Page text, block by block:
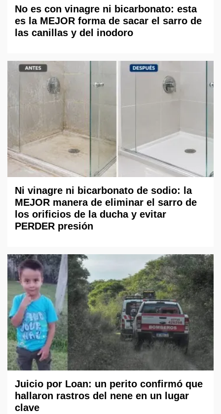
No es con vinagre ni bicarbonato: esta
es la MEJOR forma de sacar el sarro de
las canillas y del inodoro
Ni vinagre ni bicarbonato de sodio: la
MEJOR manera de eliminar el sarro de
los orificios de la ducha y evitar
PERDER presión
Juicio por Loan: un perito confirmó que
hallaron rastros del nene en un lugar
clave